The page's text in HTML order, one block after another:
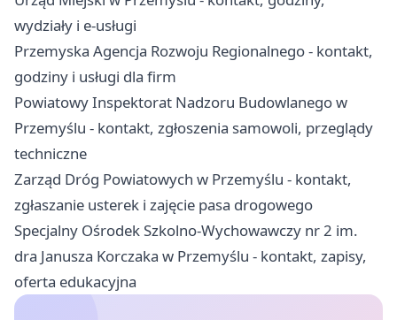
wydziały i e-usługi
Przemyska Agencja Rozwoju Regionalnego - kontakt,
godziny i usługi dla firm
Powiatowy Inspektorat Nadzoru Budowlanego w
Przemyślu - kontakt, zgłoszenia samowoli, przeglądy
techniczne
Zarząd Dróg Powiatowych w Przemyślu - kontakt,
zgłaszanie usterek i zajęcie pasa drogowego
Specjalny Ośrodek Szkolno-Wychowawczy nr 2 im.
dra Janusza Korczaka w Przemyślu - kontakt, zapisy,
oferta edukacyjna